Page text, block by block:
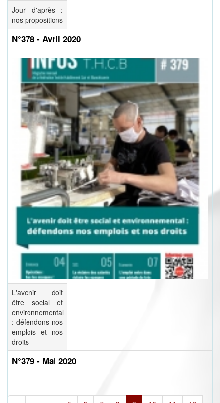
Jour d'après :
nos propositions
N°378 - Avril 2020
L'avenir doit
être social et
environnemental
: défendons nos
emplois et nos
droits
N°379 - Mai 2020